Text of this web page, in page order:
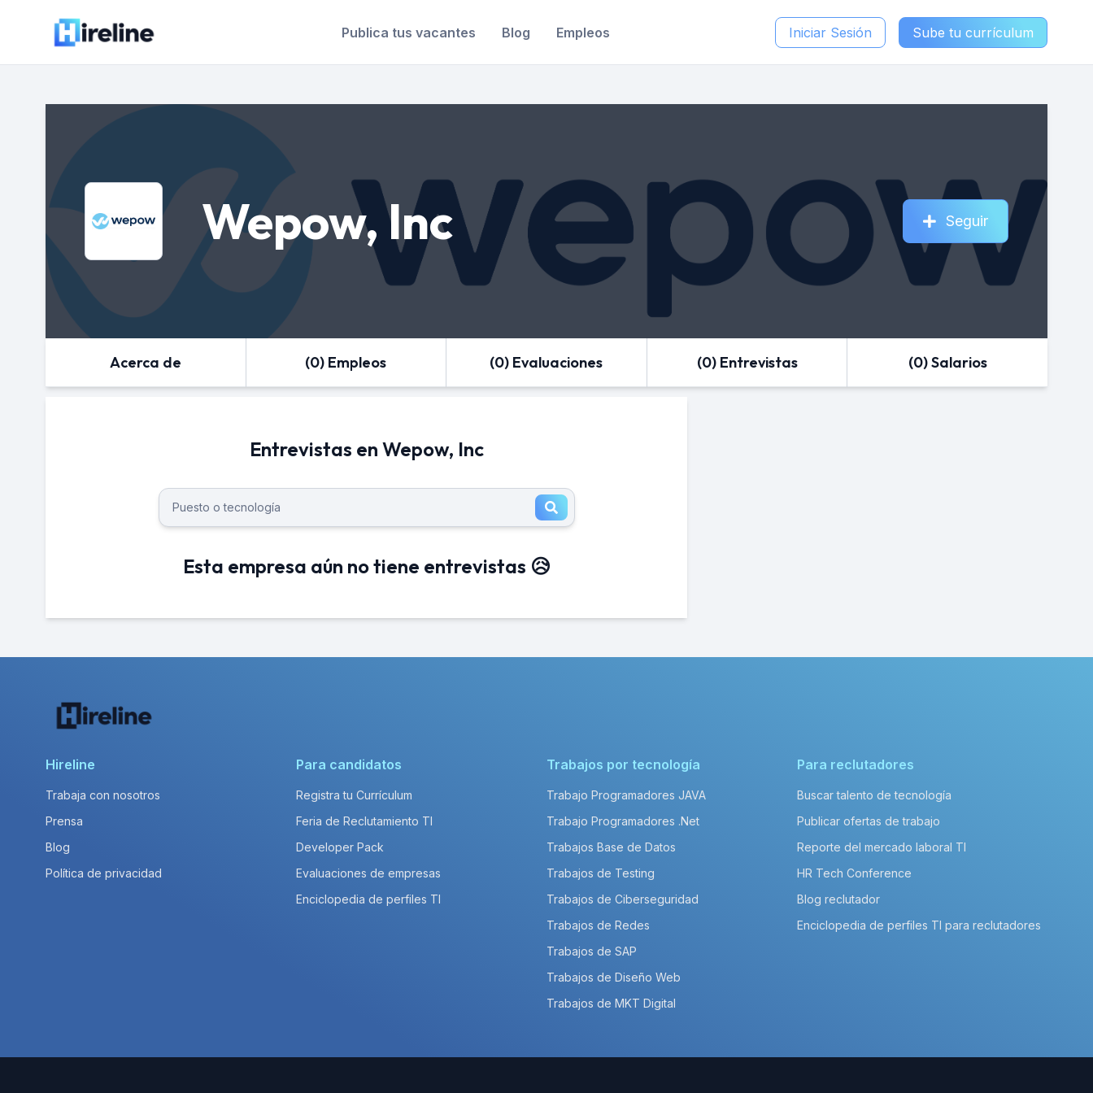
Publica tus vacantes Blog Empleos Iniciar Sesión Sube tu currículum
Wepow, Inc Seguir
Acerca de (0) Empleos (0) Evaluaciones (0) Entrevistas (0) Salarios
Entrevistas en Wepow, Inc
Esta empresa aún no tiene entrevistas 😥
Hireline
Trabaja con nosotros
Prensa
Blog
Política de privacidad
Para candidatos
Registra tu Currículum
Feria de Reclutamiento TI
Developer Pack
Evaluaciones de empresas
Enciclopedia de perfiles TI
Trabajos por tecnología
Trabajo Programadores JAVA
Trabajo Programadores .Net
Trabajos Base de Datos
Trabajos de Testing
Trabajos de Ciberseguridad
Trabajos de Redes
Trabajos de SAP
Trabajos de Diseño Web
Trabajos de MKT Digital
Para reclutadores
Buscar talento de tecnología
Publicar ofertas de trabajo
Reporte del mercado laboral TI
HR Tech Conference
Blog reclutador
Enciclopedia de perfiles TI para reclutadores